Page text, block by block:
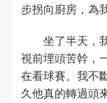
步拐向廚房，為
坐了半天，
視前埋頭苦幹，
在看球賽。我不
久他真的轉過頭